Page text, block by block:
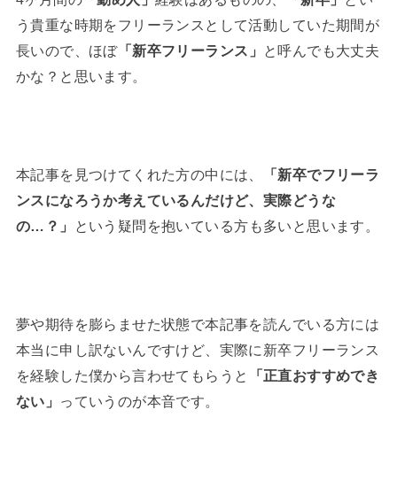
う貴重な時期をフリーランスとして活動していた期間が
長いので、ほぼ「新卒フリーランス」
と呼んでも大丈夫
かな？と思います。
本記事を見つけてくれた方の中には、
「新卒でフリーラ
ンスになろうか考えているんだけど、実際どうな
の…？」
という疑問を抱いている方も多いと思います。
夢や期待を膨らませた状態で本記事を読んでいる方には
本当に申し訳ないんですけど、実際に新卒フリーランス
を経験した僕から言わせてもらうと
「正直おすすめでき
ない」
っていうのが本音です。